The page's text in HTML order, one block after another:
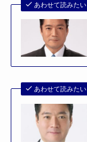
あわせて読みたい
あわせて読みたい